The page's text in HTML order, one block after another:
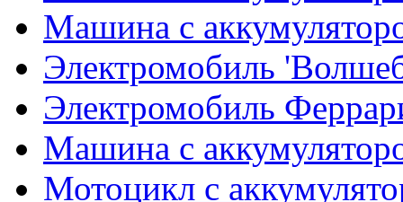
Машина с
Электромобиль
Электромобиль
Машина с
Мотоцикл с